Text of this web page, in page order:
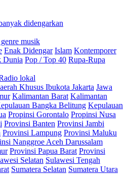
didengarkan
musik
Enak Didengar Islam Kontemporer
Dunia Pop / Top 40 Rupa-Rupa
lokal
Khusus Ibukota Jakarta Jawa
Kalimantan Barat Kalimantan
Bangka Belitung Kepulauan
Propinsi Gorontalo Propinsi Nusa
Provinsi Banten Provinsi Jambi
Provinsi Lampung Provinsi Maluku
Nanggroe Aceh Darussalam
Provinsi Papua Barat Provinsi
Selatan Sulawesi Tengah
Sumatera Selatan Sumatera Utara